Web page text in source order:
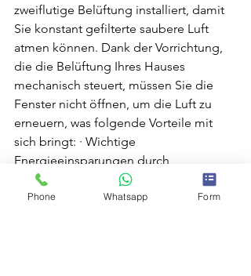
zweiflutige Belüftung installiert, damit
Sie konstant gefilterte saubere Luft
atmen können. Dank der Vorrichtung,
die die Belüftung Ihres Hauses
mechanisch steuert, müssen Sie die
Fenster nicht öffnen, um die Luft zu
erneuern, was folgende Vorteile mit
sich bringt: · Wichtige
Energieeinsparungen durch
Vermeidung von Wärme- oder
Kälteverlusten nach außen . ·
Phone Whatsapp Form